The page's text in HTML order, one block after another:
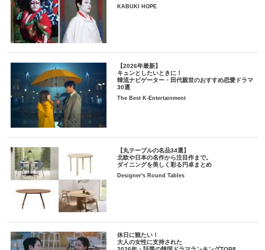
KABUKI HOPE
【2026年最新】
キュンとしたいときに！
韓流ナビゲーター・田代親世のおすすめ恋愛ドラマ
30選
The Best K-Entertainment
【丸テーブルの名品34選】
北欧や日本の名作から注目作まで。
ダイニングを美しく彩る円卓まとめ
Designer's Round Tables
休日に観たい！
大人の女性に支持された